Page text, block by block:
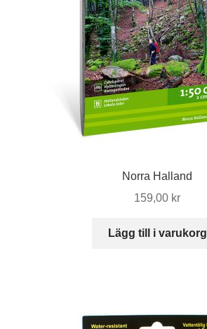
Norra Halland
159,00 kr
Lägg till i varukorg